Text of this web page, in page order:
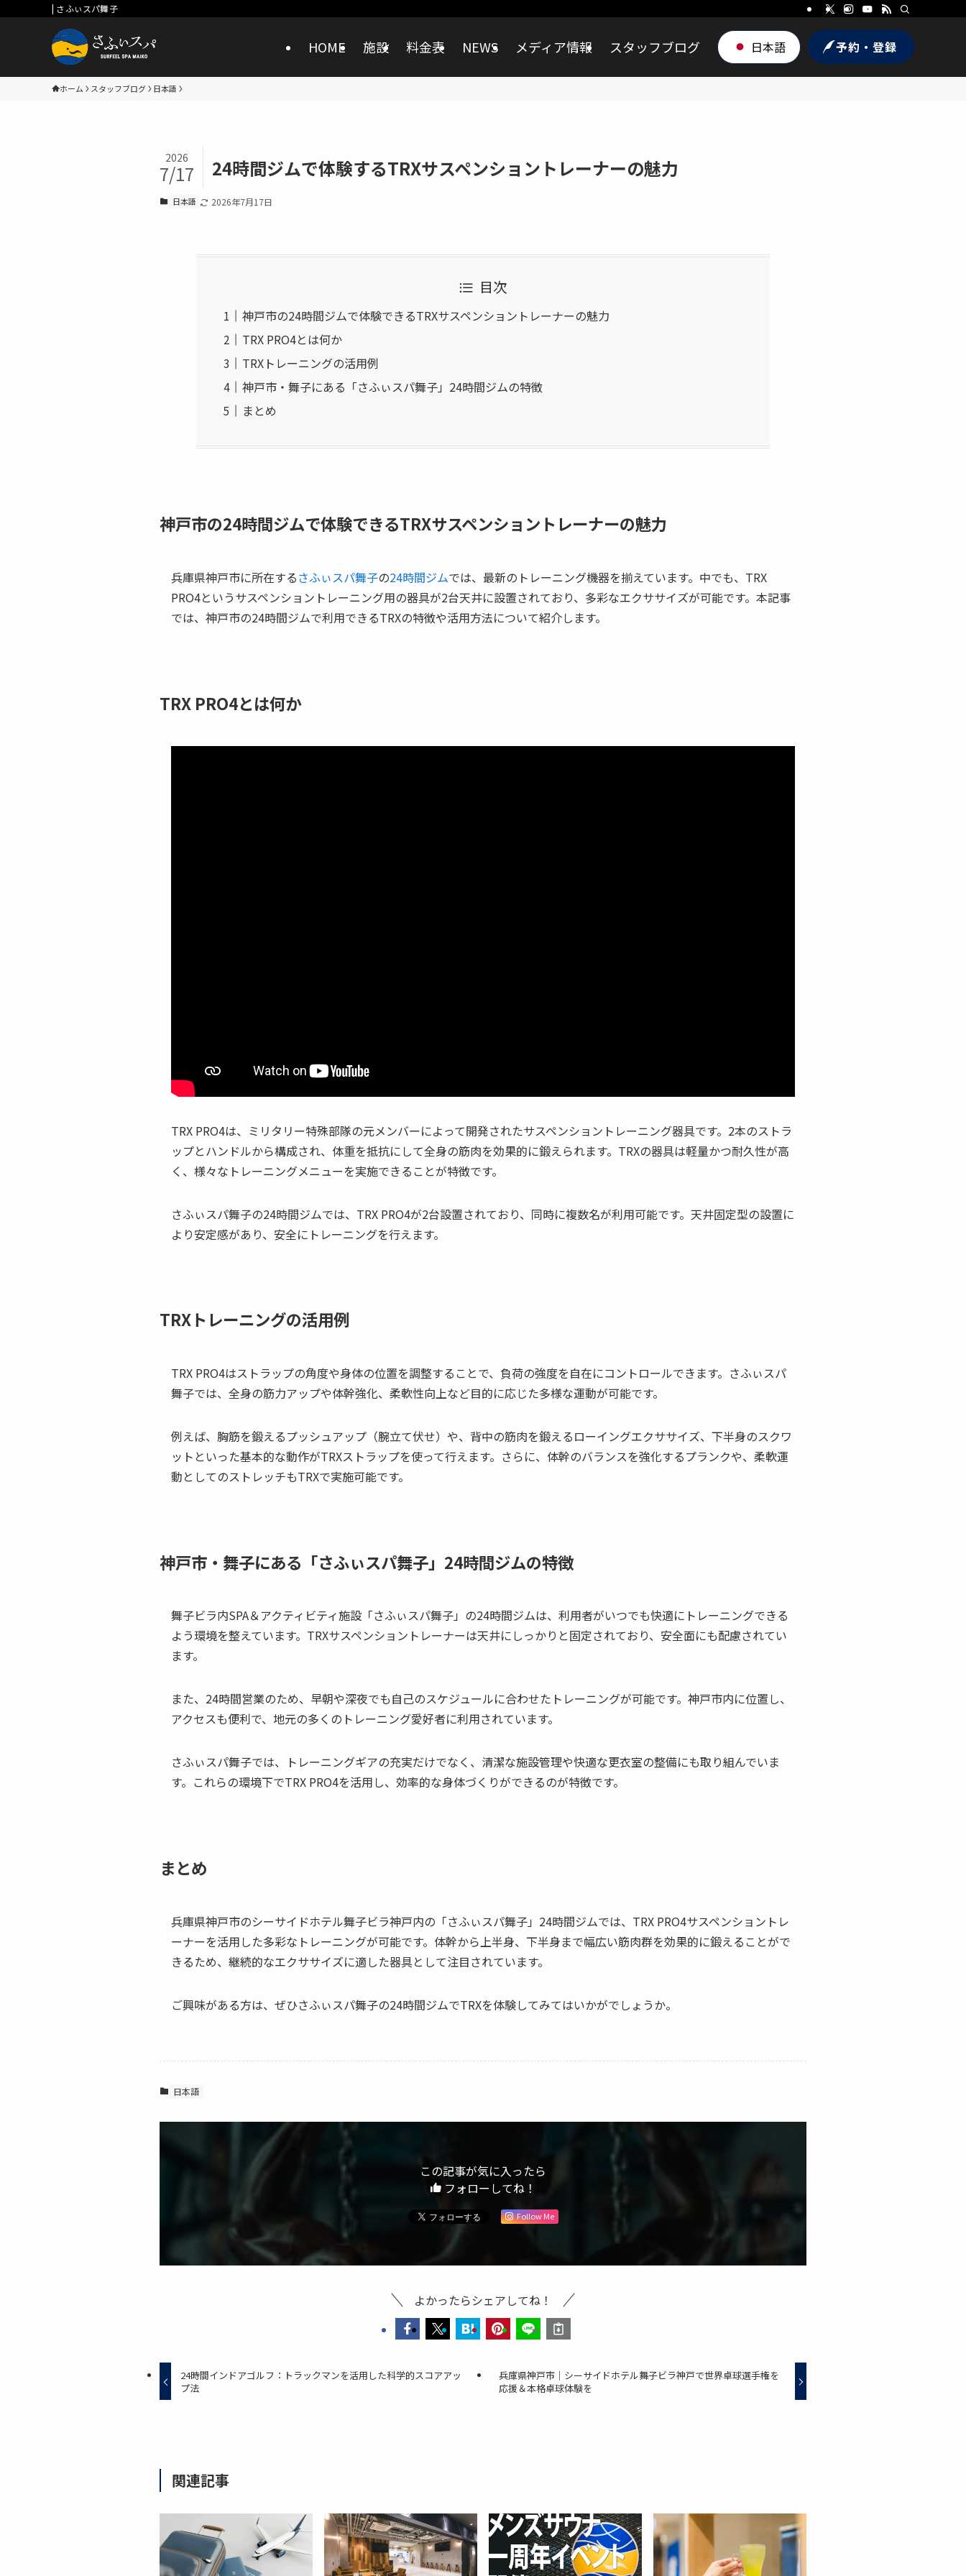
| さふぃスパ舞子
HOME 施設 料金表 NEWS メディア情報 スタッフブログ 日本語 予約・登録
ホーム スタッフブログ 日本語
24時間ジムで体験するTRXサスペンショントレーナーの魅力
2026
7/17
日本語 2026年7月17日
目次
神戸市の24時間ジムで体験できるTRXサスペンショントレーナーの魅力
TRX PRO4とは何か
TRXトレーニングの活用例
神戸市・舞子にある「さふぃスパ舞子」24時間ジムの特徴
まとめ
神戸市の24時間ジムで体験できるTRXサスペンショントレーナーの魅力
兵庫県神戸市に所在するさふぃスパ舞子の24時間ジムでは、最新のトレーニング機器を揃えています。中でも、TRX
PRO4というサスペンショントレーニング用の器具が2台天井に設置されており、多彩なエクササイズが可能です。本記事
では、神戸市の24時間ジムで利用できるTRXの特徴や活用方法について紹介します。
TRX PRO4とは何か
TRX PRO4は、ミリタリー特殊部隊の元メンバーによって開発されたサスペンショントレーニング器具です。2本のストラ
ップとハンドルから構成され、体重を抵抗にして全身の筋肉を効果的に鍛えられます。TRXの器具は軽量かつ耐久性が高
く、様々なトレーニングメニューを実施できることが特徴です。
さふぃスパ舞子の24時間ジムでは、TRX PRO4が2台設置されており、同時に複数名が利用可能です。天井固定型の設置に
より安定感があり、安全にトレーニングを行えます。
TRXトレーニングの活用例
TRX PRO4はストラップの角度や身体の位置を調整することで、負荷の強度を自在にコントロールできます。さふぃスパ
舞子では、全身の筋力アップや体幹強化、柔軟性向上など目的に応じた多様な運動が可能です。
例えば、胸筋を鍛えるプッシュアップ（腕立て伏せ）や、背中の筋肉を鍛えるローイングエクササイズ、下半身のスクワ
ットといった基本的な動作がTRXストラップを使って行えます。さらに、体幹のバランスを強化するプランクや、柔軟運
動としてのストレッチもTRXで実施可能です。
神戸市・舞子にある「さふぃスパ舞子」24時間ジムの特徴
舞子ビラ内SPA＆アクティビティ施設「さふぃスパ舞子」の24時間ジムは、利用者がいつでも快適にトレーニングできる
よう環境を整えています。TRXサスペンショントレーナーは天井にしっかりと固定されており、安全面にも配慮されてい
ます。
また、24時間営業のため、早朝や深夜でも自己のスケジュールに合わせたトレーニングが可能です。神戸市内に位置し、
アクセスも便利で、地元の多くのトレーニング愛好者に利用されています。
さふぃスパ舞子では、トレーニングギアの充実だけでなく、清潔な施設管理や快適な更衣室の整備にも取り組んでいま
す。これらの環境下でTRX PRO4を活用し、効率的な身体づくりができるのが特徴です。
まとめ
兵庫県神戸市のシーサイドホテル舞子ビラ神戸内の「さふぃスパ舞子」24時間ジムでは、TRX PRO4サスペンショントレ
ーナーを活用した多彩なトレーニングが可能です。体幹から上半身、下半身まで幅広い筋肉群を効果的に鍛えることがで
きるため、継続的なエクササイズに適した器具として注目されています。
ご興味がある方は、ぜひさふぃスパ舞子の24時間ジムでTRXを体験してみてはいかがでしょうか。
日本語
この記事が気に入ったら
フォローしてね！
Follow Me
よかったらシェアしてね！
24時間インドアゴルフ：トラックマンを活用した科学的スコアアッ
プ法
兵庫県神戸市｜シーサイドホテル舞子ビラ神戸で世界卓球選手権を
応援＆本格卓球体験を
関連記事